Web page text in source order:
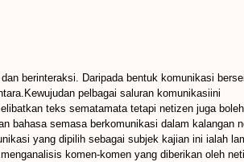
berinteraksi. Daripada bentuk komunikasi
pelbagai saluran komunikasiini
teks sematamata tetapi netizen juga boleh
bahasa semasa berkomunikasi dalam kalangan
yang dipilih sebagai subjek kajian ini ialah
komen-komen yang diberikan oleh